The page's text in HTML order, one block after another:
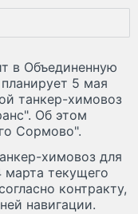
в Объединенную
5 мая
танкер-химовоз
Об этом
Сормово".
химовоз для
марта текущего
контракту,
навигации.